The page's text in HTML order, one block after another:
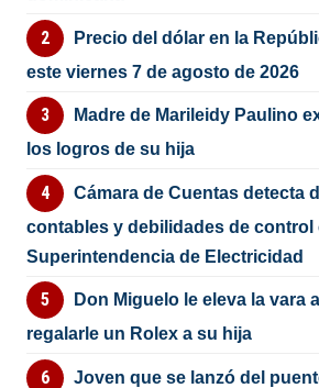
Precio del dólar en la
este viernes 7 de agosto de 2026
Madre de Marileidy Paulino
los logros de su hija
Cámara de Cuentas detecta
contables y debilidades de control
Superintendencia de Electricidad
Don Miguelo le eleva la vara
regalarle un Rolex a su hija
Joven que se lanzó del